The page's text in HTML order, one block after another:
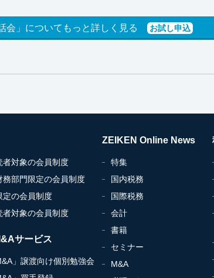
会」についてもっと詳しく見る お試し申込
者対象の会員制度
務部門限定の会員制度
定の会員制度
者対象の会員制度
サービス
」譲渡向け個別勉強会
ZEIKEN Online News
特集
国内税務
国際税務
会計
書籍
セミナー
M&A